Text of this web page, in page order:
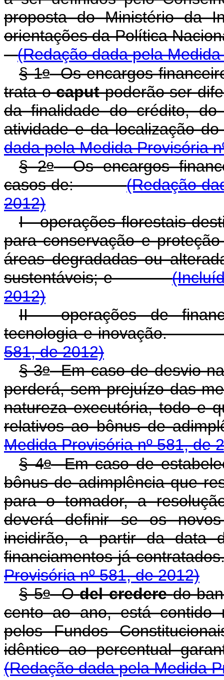
proposta do Ministério da
orientações da Política
(Redação dada pela
§ 1oOs encargos
trata ocaputpoderão ser
da finalidade do crédito,
atividade e da
dada pela Medida Provisória
§ 2oOs encargos
casos de:(Redação
2012)
I - operações florestais
para conservação e
áreas degradadas ou
sustentáveis; e
2012)
II - operações de
tecnologia e
581, de 2012)
§ 3oEm caso de desvio
perderá, sem prejuízo das
natureza executória, todo e
relativos ao bônus de
Medida Provisória nº 581, de
§ 4oEm caso de
bônus de adimplência que
para o tomador, a
deverá definir se os
incidirão, a partir da data
financiamentos já
Provisória nº 581, de 2012)
§ 5oO del crederedo
cento ao ano, está contido
pelos Fundos
idêntico ao percentual
(Redação dada pela Medida